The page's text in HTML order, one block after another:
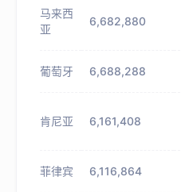
马来西
亚
6,682,880
葡萄牙 6,688,288
肯尼亚 6,161,408
菲律宾 6,116,864